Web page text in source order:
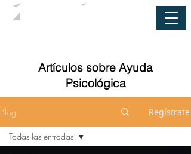
Artículos sobre Ayuda
Psicológica
Blog Regístrate
Todas las entradas